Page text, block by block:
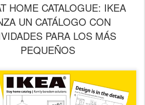
HOME CATALOGUE: IKEA
UN CATÁLOGO CON
PARA LOS MÁS
PEQUEÑOS